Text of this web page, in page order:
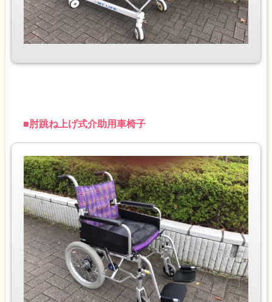
■肘跳ね上げ式介助用車椅子